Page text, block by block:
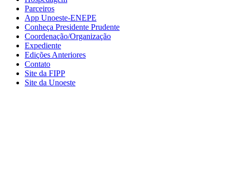
Parceiros
App Unoeste-ENEPE
Conheça Presidente Prudente
Coordenação/Organização
Expediente
Edições Anteriores
Contato
Site da FIPP
Site da Unoeste